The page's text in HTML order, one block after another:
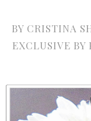
BY CRISTINA
EXCLUSIVE BY